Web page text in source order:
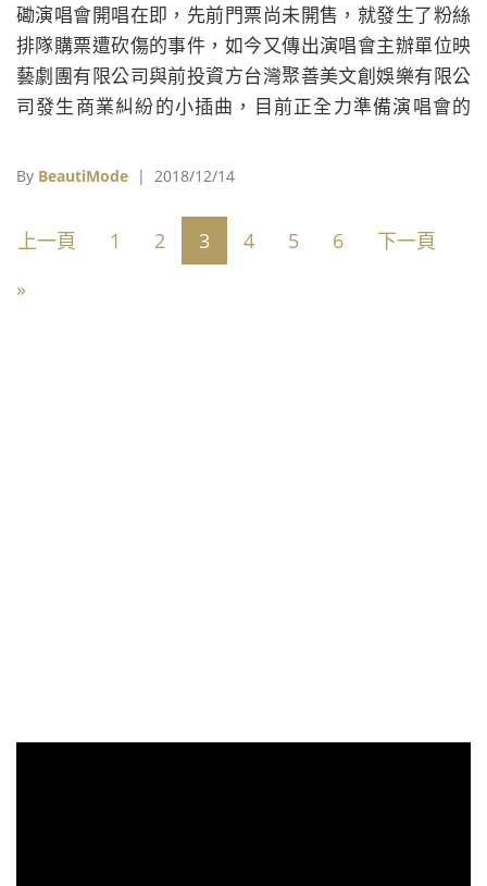
磡演唱會開唱在即，先前門票尚未開售，就發生了粉絲
排隊購票遭砍傷的事件，如今又傳出演唱會主辦單位映
藝劇團有限公司與前投資方台灣聚善美文創娛樂有限公
司發生商業糾紛的小插曲，目前正全力準備演唱會的
律師處理。
By BeautiMode | 2018/12/14
上一頁 1 2 3 4 5 6
下一頁
»